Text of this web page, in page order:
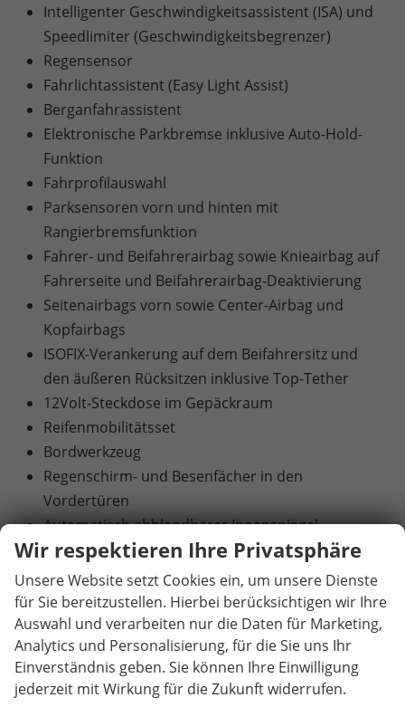
Intelligenter Geschwindigkeitsassistent (ISA) und
Speedlimiter (Geschwindigkeitsbegrenzer)
Regensensor
Fahrlichtassistent (Easy Light Assist)
Berganfahrassistent
Elektronische Parkbremse inklusive Auto-Hold-
Funktion
Fahrprofilauswahl
Parksensoren vorn und hinten mit
Rangierbremsfunktion
Fahrer- und Beifahrerairbag sowie Knieairbag auf
Fahrerseite und Beifahrerairbag-Deaktivierung
Seitenairbags vorn sowie Center-Airbag und
Kopfairbags
ISOFIX-Verankerung auf dem Beifahrersitz und
den äußeren Rücksitzen inklusive Top-Tether
12Volt-Steckdose im Gepäckraum
Reifenmobilitätsset
Bordwerkzeug
Regenschirm- und Besenfächer in den
Vordertüren
Automatisch abblendbarer Innenspiegel
Elektrisch einstell-, beheiz- und anklappbare
Außenspiegel mit automatischer Abblendung
(Fahrerseite)
Zentralverriegelung inklusive im Schlüssel
integrierter Funkfernbedienung und Easy Start
Klimaanlage Climatronic (2-Zonen) mit
Allergenfilter und Geruchsfilter
Wir respektieren Ihre Privatsphäre
Unsere Website setzt Cookies ein, um unsere Dienste
für Sie bereitzustellen. Hierbei berücksichtigen wir Ihre
Auswahl und verarbeiten nur die Daten für Marketing,
Analytics und Personalisierung, für die Sie uns Ihr
Einverständnis geben. Sie können Ihre Einwilligung
jederzeit mit Wirkung für die Zukunft widerrufen.